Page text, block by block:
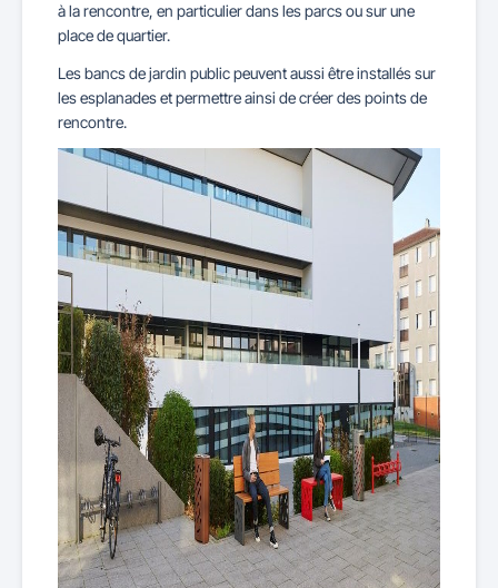
à la rencontre, en particulier dans les parcs ou sur une
place de quartier.
Les bancs de jardin public peuvent aussi être installés sur
les esplanades et permettre ainsi de créer des points de
rencontre.